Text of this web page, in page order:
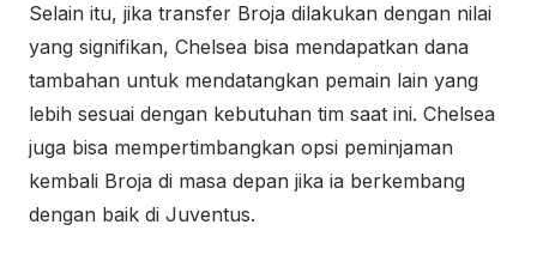
Selain itu, jika transfer Broja dilakukan dengan nilai
yang signifikan, Chelsea bisa mendapatkan dana
tambahan untuk mendatangkan pemain lain yang
lebih sesuai dengan kebutuhan tim saat ini. Chelsea
juga bisa mempertimbangkan opsi peminjaman
kembali Broja di masa depan jika ia berkembang
dengan baik di Juventus.